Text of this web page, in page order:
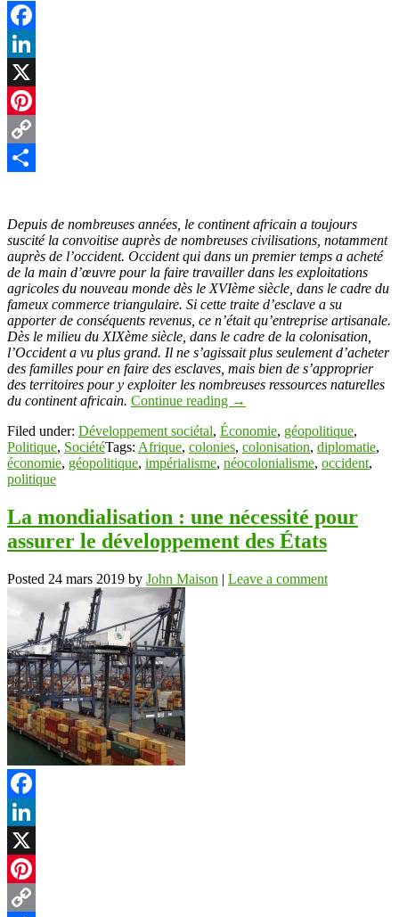
Facebook
LinkedIn
X
Pinterest
Copy
Depuis de nombreuses années, le continent africain a toujours
suscité la convoitise auprès de nombreuses civilisations, notamment
auprès de l’occident. Occident qui dans un premier temps a acheté
de la main d’œuvre pour la faire travailler dans les exploitations
agricoles du nouveau monde dès le XVIème siècle, dans le cadre du
fameux commerce triangulaire. Si cette traite d’esclave a su
apporter de conséquents revenus, ce n’était qu’entreprise artisanale.
Dès le milieu du XIXème siècle, dans le cadre de la colonisation,
l’Occident a vu plus grand. Il ne s’agissait plus seulement d’acheter
des familles pour en faire des esclaves, mais bien de s’approprier
des territoires pour y exploiter les nombreuses ressources naturelles
du continent africain. Continue reading →
Filed under: Développement sociétal, Économie, géopolitique,
Politique, SociétéTags: Afrique, colonies, colonisation, diplomatie,
économie, géopolitique, impérialisme, néocolonialisme, occident,
politique
La mondialisation : une nécessité pour
assurer le développement des États
Posted 24 mars 2019 by John Maison | Leave a comment
Facebook
LinkedIn
X
Pinterest